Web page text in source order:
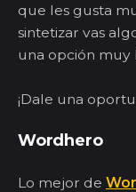
que les gusta
sintetizar vas
una opción muy
¡Dale una
Wordhero
Lo mejor de